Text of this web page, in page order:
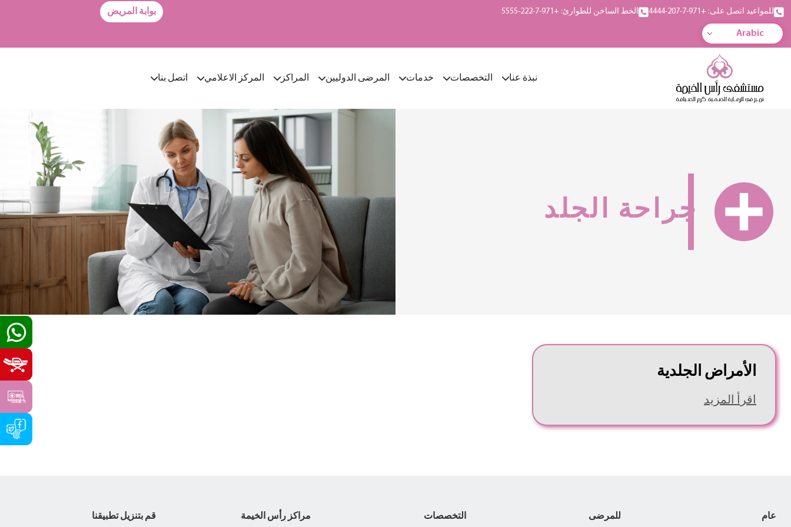
للمواعيد اتصل على: +971-7-207-4444 الخط الساخن للطوارئ: +971-7-222-5555 بوابة المريض
Arabic
نبذة عنا التخصصات خدمات المرضى الدوليين المراكز المركز الاعلامي اتصل بنا
جراحة الجلد
الأمراض الجلدية
اقرأ المزيد
عام للمرضى التخصصات مراكز رأس الخيمة قم بتنزيل تطبيقنا